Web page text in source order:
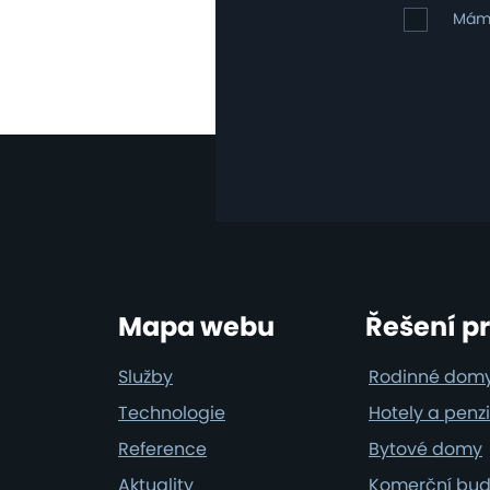
osobních
údajů
Mám
zájem
Mapa webu
Služby
Technologie
Reference
Aktuality
Řešení
Rodinné
Hotely a
Bytové domy
Komerční